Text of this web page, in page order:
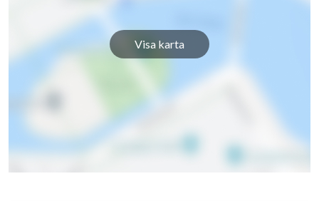
Visa karta